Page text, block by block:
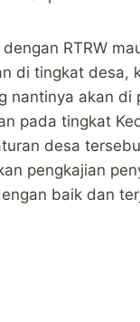
RTRW
di tingkat desa,
nantinya akan
pada tingkat
desa
pengkajian
baik dan